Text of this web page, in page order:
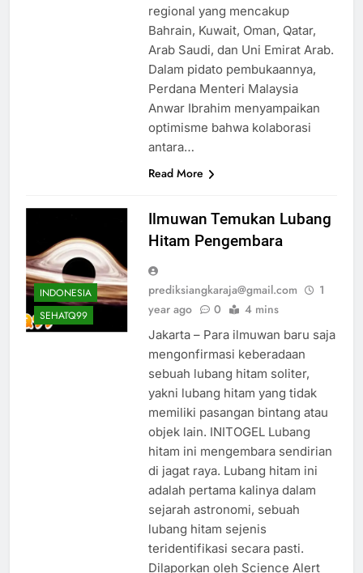
regional yang mencakup
Bahrain, Kuwait, Oman, Qatar,
Arab Saudi, dan Uni Emirat Arab.
Dalam pidato pembukaannya,
Perdana Menteri Malaysia
Anwar Ibrahim menyampaikan
optimisme bahwa kolaborasi
antara…
Read More
INDONESIA
SEHATQ99
Ilmuwan Temukan Lubang
Hitam Pengembara
prediksiangkaraja@gmail.com
1
year ago
0 4 mins
Jakarta – Para ilmuwan baru saja
mengonfirmasi keberadaan
sebuah lubang hitam soliter,
yakni lubang hitam yang tidak
memiliki pasangan bintang atau
objek lain. INITOGEL Lubang
hitam ini mengembara sendirian
di jagat raya. Lubang hitam ini
adalah pertama kalinya dalam
sejarah astronomi, sebuah
lubang hitam sejenis
teridentifikasi secara pasti.
Dilaporkan oleh Science Alert